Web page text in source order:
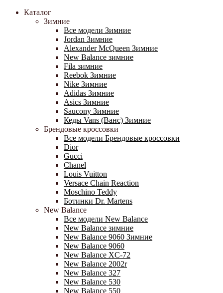
Каталог
Зимние
Все модели Зимние
Jordan Зимние
Alexander McQueen Зимние
New Balance зимние
Fila зимние
Reebok Зимние
Nike Зимние
Adidas Зимние
Asics Зимние
Saucony Зимние
Кеды Vans (Ванс) Зимние
Брендовые кроссовки
Все модели Брендовые кроссовки
Dior
Gucci
Chanel
Louis Vuitton
Versace Chain Reaction
Moschino Teddy
Ботинки Dr. Martens
New Balance
Все модели New Balance
New Balance зимние
New Balance 9060 Зимние
New Balance 9060
New Balance XC-72
New Balance 2002r
New Balance 327
New Balance 530
New Balance 550